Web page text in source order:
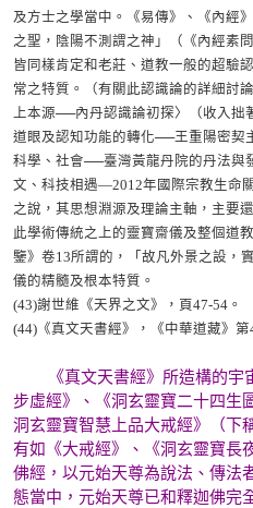
及方士之學當中。《易傳》、《內經
之聖，陰陽不測謂之神」（《內經素
皆同樣肯定和老莊、道教一般的超驗
常之特質。（有關此認識論的詳細討
上本源──內丹認識論初探〉（收入拙
道眼及認知功能的轉化──王重陽密契
科學、社會──臺灣黃龍丹院的丹法與
文、科技相遇—2012年國際宗教生命
之說，其思想淵源及理論主軸，主要
此學術傳統之上的靈寶齋儀及整個道
鑒》卷13所謂的，「故凡外景之設，
儀的精髓及根本特質。
(43)謝世維《天界之文》，頁47-54。
(44) 《真文天書經》，《中華道藏》
《真文天書經》所造構的宇宙
步虛經》、《洞玄靈寶二十四生
洞玄靈寶智慧上品大戒經》（下
有如《大戒經》、《洞玄靈寶長
佛經，以元始天尊為說法、傳法
態當中，元始天尊已和釋迦佛完